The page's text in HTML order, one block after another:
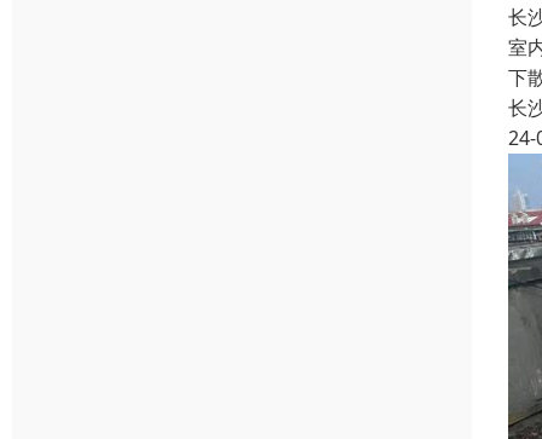
长
室
下
长
24-